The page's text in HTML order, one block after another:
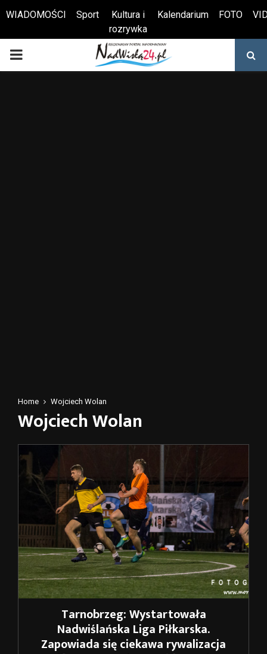
Otwórz pasek narzędzi
WIADOMOŚCI Sport
Kultura i
rozrywka
Kalendarium FOTO
PRIMARY
Home Wojciech Wolan
Wojciech Wolan
Tarnobrzeg: Wystartowała
Nadwiślańska Liga Piłkarska.
Zapowiada się ciekawa rywalizacja